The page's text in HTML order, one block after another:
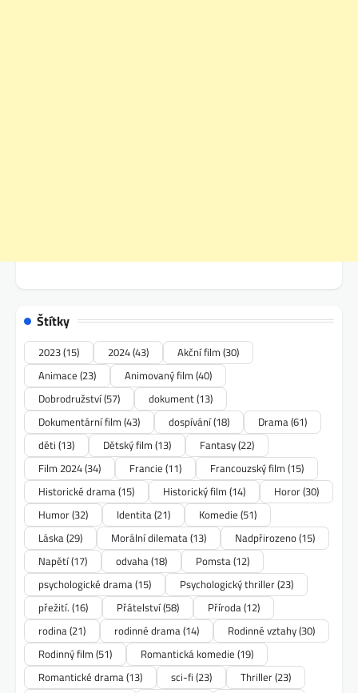
Štítky
2023(15) 2024(43) Akční film (30)
Animace (23) Animovaný film (40)
Dobrodružství(57) dokument(13)
Dokumentární film (43) dospívání(18) Drama(61)
děti (13) Dětský film (13) Fantasy(22)
Film 2024(34) Francie (11) Francouzský film (15)
Historické drama(15) Historický film (14) Horor(30)
Humor(32) Identita(21) Komedie (51)
Láska(29) Morální dilemata(13) Nadpřirozeno(15)
Napětí(17) odvaha(18) Pomsta(12)
psychologické drama(15) Psychologický thriller(23)
přežití. (16) Přátelství(58) Příroda(12)
rodina(21) rodinné drama(14) Rodinné vztahy(30)
Rodinný film (51) Romantická komedie (19)
Romantické drama(13) sci-fi (23) Thriller(23)